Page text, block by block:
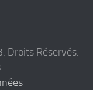
Droits Réservés.